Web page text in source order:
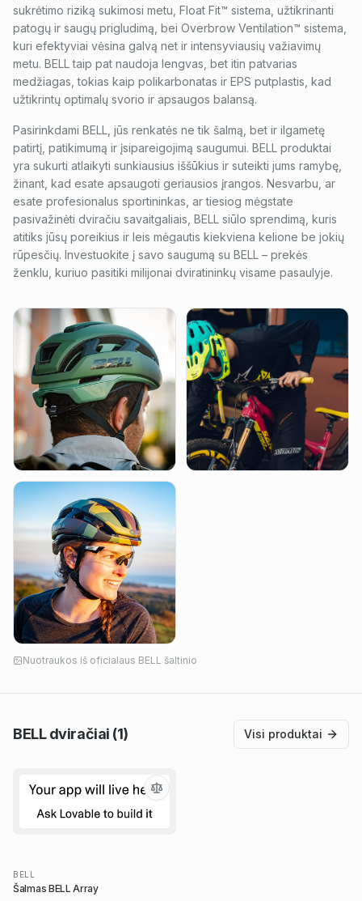
sukrėtimo riziką sukimosi metu, Float Fit™ sistema, užtikrinanti
patogų ir saugų prigludimą, bei Overbrow Ventilation™ sistema,
kuri efektyviai vėsina galvą net ir intensyviausių važiavimų
metu. BELL taip pat naudoja lengvas, bet itin patvarias
medžiagas, tokias kaip polikarbonatas ir EPS putplastis, kad
užtikrintų optimalų svorio ir apsaugos balansą.
Pasirinkdami BELL, jūs renkatės ne tik šalmą, bet ir ilgametę
patirtį, patikimumą ir įsipareigojimą saugumui. BELL produktai
yra sukurti atlaikyti sunkiausius iššūkius ir suteikti jums ramybę,
žinant, kad esate apsaugoti geriausios įrangos. Nesvarbu, ar
esate profesionalus sportininkas, ar tiesiog mėgstate
pasivažinėti dviračiu savaitgaliais, BELL siūlo sprendimą, kuris
atitiks jūsų poreikius ir leis mėgautis kiekviena kelione be jokių
rūpesčių. Investuokite į savo saugumą su BELL – prekės
ženklu, kuriuo pasitiki milijonai dviratininkų visame pasaulyje.
Nuotraukos iš oficialaus BELL šaltinio
BELLdviračiai (1) Visi produktai
BELL
Šalmas BELL Array